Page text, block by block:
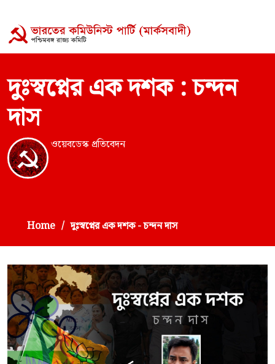
দুঃস্বপ্নের এক দশক : চন্দন
দাস
ওয়েবডেস্ক প্রতিবেদন
Home দুঃস্বপ্নের এক দশক - চন্দন দাস